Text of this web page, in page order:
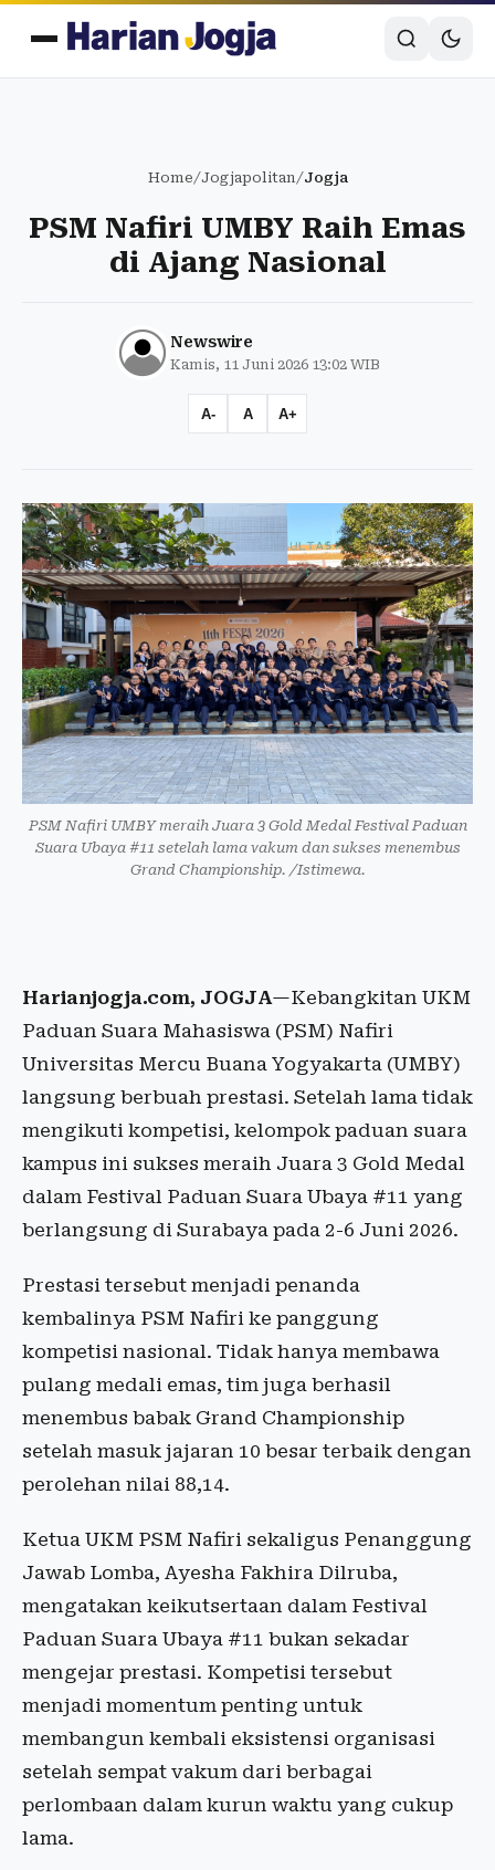
Home/Jogjapolitan/Jogja
PSM Nafiri UMBY Raih Emas
di Ajang Nasional
Newswire
Kamis, 11 Juni 2026 13:02 WIB
A- A A+
PSM Nafiri UMBY meraih Juara 3 Gold Medal Festival Paduan
Suara Ubaya #11 setelah lama vakum dan sukses menembus
Grand Championship. /Istimewa.
Harianjogja.com, JOGJA—Kebangkitan UKM
Paduan Suara Mahasiswa (PSM) Nafiri
Universitas Mercu Buana Yogyakarta (UMBY)
langsung berbuah prestasi. Setelah lama tidak
mengikuti kompetisi, kelompok paduan suara
kampus ini sukses meraih Juara 3 Gold Medal
dalam Festival Paduan Suara Ubaya #11 yang
berlangsung di Surabaya pada 2-6 Juni 2026.
Prestasi tersebut menjadi penanda
kembalinya PSM Nafiri ke panggung
kompetisi nasional. Tidak hanya membawa
pulang medali emas, tim juga berhasil
menembus babak Grand Championship
setelah masuk jajaran 10 besar terbaik dengan
perolehan nilai 88,14.
Ketua UKM PSM Nafiri sekaligus Penanggung
Jawab Lomba, Ayesha Fakhira Dilruba,
mengatakan keikutsertaan dalam Festival
Paduan Suara Ubaya #11 bukan sekadar
mengejar prestasi. Kompetisi tersebut
menjadi momentum penting untuk
membangun kembali eksistensi organisasi
setelah sempat vakum dari berbagai
perlombaan dalam kurun waktu yang cukup
lama.